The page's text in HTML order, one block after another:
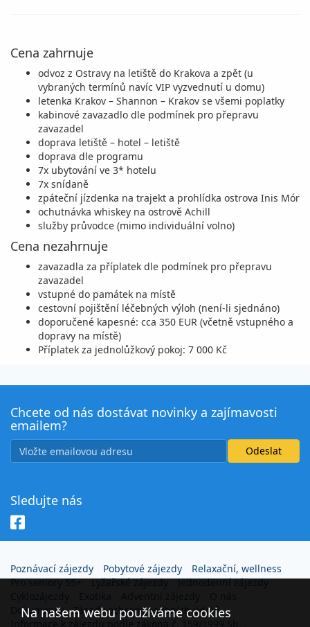
Cena zahrnuje
odvoz z Ostravy na letiště do Krakova a zpět (u
vybraných termínů navíc VIP vyzvednutí u domu)
letenka Krakov – Shannon – Krakov se všemi poplatky
kabinové zavazadlo dle podmínek pro přepravu
zavazadel
doprava letiště – hotel – letiště
doprava dle programu
7x ubytování ve 3* hotelu
7x snídaně
zpáteční jízdenka na trajekt a prohlídka ostrova Inis Mór
ochutnávka whiskey na ostrově Achill
služby průvodce (mimo individuální volno)
Cena nezahrnuje
zavazadla za příplatek dle podmínek pro přepravu
zavazadel
vstupné do památek na místě
cestovní pojištění léčebných výloh (není-li sjednáno)
doporučené kapesné: cca 350 EUR (včetně vstupného a
dopravy na místě)
Příplatek za jednolůžkový pokoj: 7 000 Kč
Chcete od nás dostávat novinky a zajímavosti
emailem?
Sledujte nás
Poznávací zájezdy Pobytové zájezdy
Relaxační, wellness
Pro seniory 55+
Lyžařské zájezdy
Jednodenní zájezdy
Dokumenty
Zásady ochrany osobních údajů
Informace k zájezdu podle zákona č. 159/1999 Sb.
Na našem webu používáme cookies